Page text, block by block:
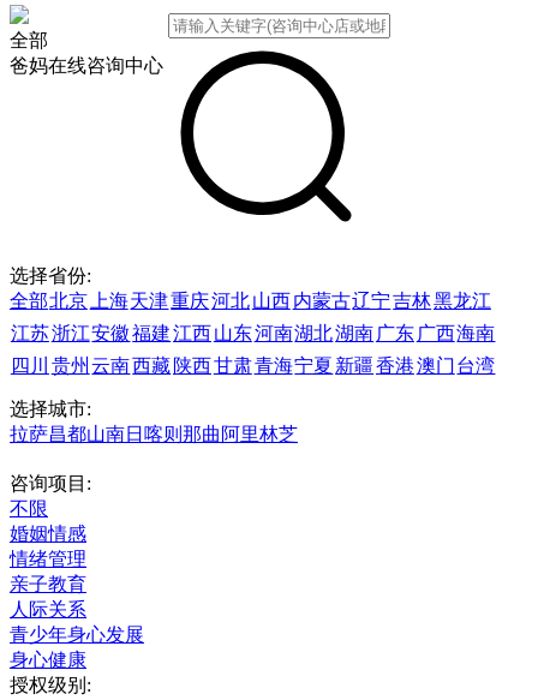
全部
爸妈在线咨询中心
选择省份:
全部北京 上海天津重庆河北山西内蒙古辽宁吉林黑龙江
江苏浙江安徽福建江西山东河南湖北湖南 广东 广西海南
四川
贵州 云南西藏 陕西甘肃青海宁夏 新疆香港澳门 台湾
选择城市:
拉萨昌都山南日喀则 那曲 阿里林芝
咨询项目:
不限
婚姻情感
情绪管理
亲子教育
人际关系
青少年身心发展
身心健康
授权级别: